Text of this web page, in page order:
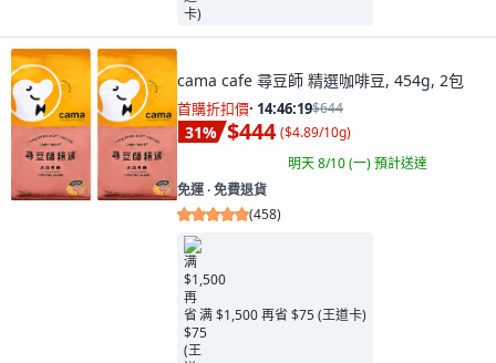
cama cafe 尋豆師 精選咖啡豆, 454g, 2包
首購折扣價· 14:46:17$644
31% $444 ($4.89/10g)
明天 8/10 (一)預計送達
免運 ∙ 免費退貨
(458)
满 $1,500 再省 $75 (王道卡)